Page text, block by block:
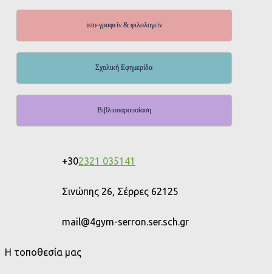
isto-γραφείν & φιλολογείν
Σχολική Εφημερίδα
Βιβλιοπαρουσίαση
+302321 035141
Σινώπης 26, Σέρρες 62125
mail@4gym-serron.ser.sch.gr
Η τοποθεσία μας